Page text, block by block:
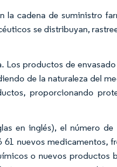
la cadena de suministro
se distribuyan,
Los productos de
de la naturaleza del
proporcionando
en inglés), el número
nuevos medicamentos,
o nuevos productos